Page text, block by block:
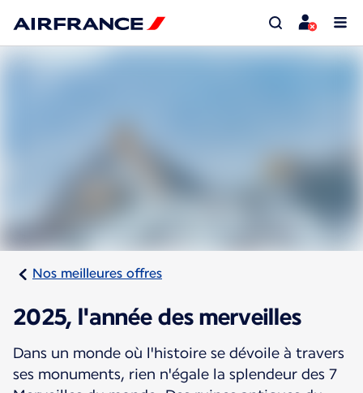
Nos meilleures offres
2025, l'année des merveilles
Dans un monde où l'histoire se dévoile à travers
ses monuments, rien n'égale la splendeur des 7